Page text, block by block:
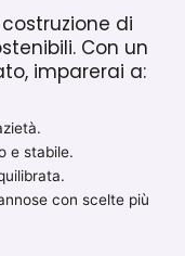
di
Con un
imparerai a:
e stabile.
con scelte più